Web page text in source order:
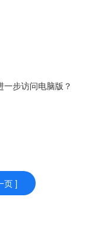
步访问电脑版？
页 ]